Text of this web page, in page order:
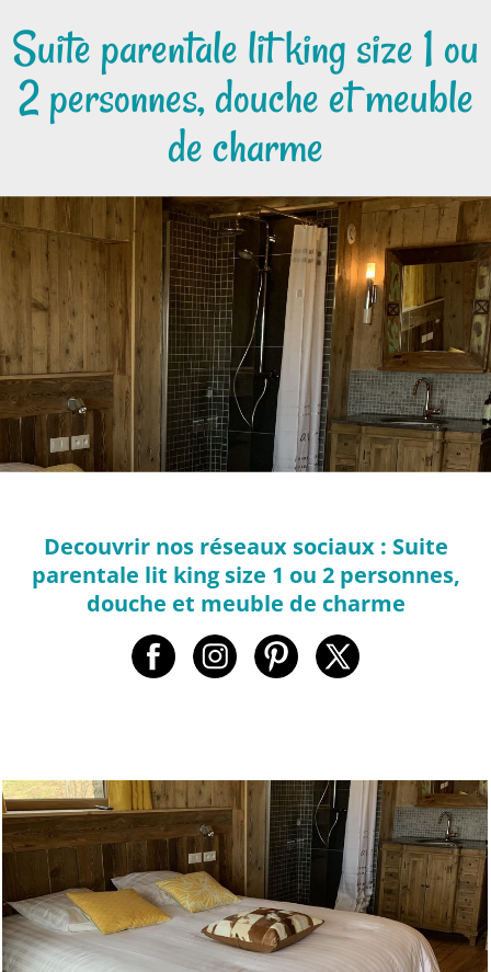
Suite parentale lit king size 1 ou
2 personnes, douche et meuble
de charme
Decouvrir nos réseaux sociaux : Suite
parentale lit king size 1 ou 2 personnes,
douche et meuble de charme